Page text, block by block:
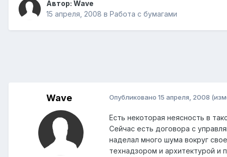
Автор: Wave
15 апреля, 2008 в Работа с бумагами
Wave Опубликовано 15 апреля, 2008
Есть некоторая неясность в
Сейчас есть договора с
наделал много шума вокруг
технадзором и архитектурой и